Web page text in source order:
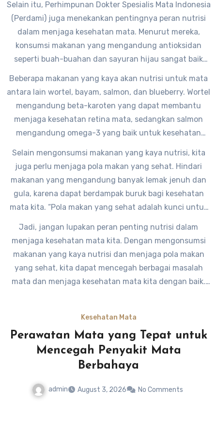
Selain itu, Perhimpunan Dokter Spesialis Mata Indonesia
(Perdami) juga menekankan pentingnya peran nutrisi
dalam menjaga kesehatan mata. Menurut mereka,
konsumsi makanan yang mengandung antioksidan
seperti buah-buahan dan sayuran hijau sangat baik
kerusakan akibat radikal bebas,” ujar salah seorang
Beberapa makanan yang kaya akan nutrisi untuk mata
antara lain wortel, bayam, salmon, dan blueberry. Wortel
mengandung beta-karoten yang dapat membantu
menjaga kesehatan retina mata, sedangkan salmon
mengandung omega-3 yang baik untuk kesehatan
Selain mengonsumsi makanan yang kaya nutrisi, kita
juga perlu menjaga pola makan yang sehat. Hindari
makanan yang mengandung banyak lemak jenuh dan
gula, karena dapat berdampak buruk bagi kesehatan
mata kita. “Pola makan yang sehat adalah kunci untuk
Jadi, jangan lupakan peran penting nutrisi dalam
menjaga kesehatan mata kita. Dengan mengonsumsi
makanan yang kaya nutrisi dan menjaga pola makan
yang sehat, kita dapat mencegah berbagai masalah
mata dan menjaga kesehatan mata kita dengan baik.
Kesehatan Mata
Perawatan Mata yang Tepat untuk
Mencegah Penyakit Mata
Berbahaya
admin August 3, 2026 No Comments